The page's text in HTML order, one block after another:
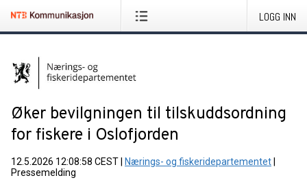
LOGG INN
Øker bevilgningen til tilskuddsordning
for fiskere i Oslofjorden
12.5.2026 12:08:58 CEST Nærings- og fiskeridepartementet
Pressemelding